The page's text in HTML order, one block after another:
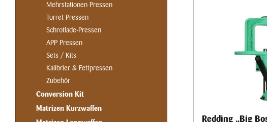
Mehrstationen Pressen
Turret Pressen
Schrotlade-Pressen
APP Pressen
Sets / Kits
Kalibrier & Fettpressen
Zubehör
Conversion Kit
Matrizen Kurzwaffen
Redding „Big